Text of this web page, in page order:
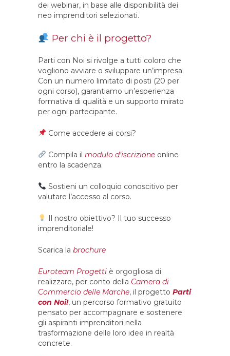
dei webinar, in base alle disponibilità dei
neo imprenditori selezionati.
Per chi è il progetto?
Parti con Noi si rivolge a tutti coloro che
vogliono avviare o sviluppare un’impresa.
Con un numero limitato di posti (20 per
ogni corso), garantiamo un’esperienza
formativa di qualità e un supporto mirato
per ogni partecipante.
Come accedere ai corsi?
Compila il modulo d’iscrizioneonline
entro la scadenza.
Sostieni un colloquio conoscitivo per
valutare l’accesso al corso.
Il nostro obiettivo? Il tuo successo
imprenditoriale!
Scarica la brochure
Euroteam Progetti è orgogliosa di
realizzare, per conto della Camera di
Commercio delle Marche, il progetto Parti
con Noi!, un percorso formativo gratuito
pensato per accompagnare e sostenere
gli aspiranti imprenditori nella
trasformazione delle loro idee in realtà
concrete.